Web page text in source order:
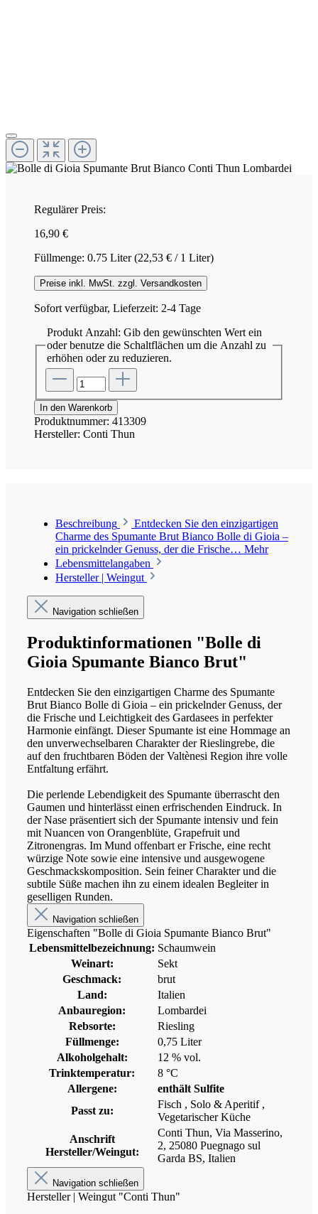
Regulärer Preis:
16,90 €
Füllmenge: 0.75 Liter(22,53 € / 1 Liter)
Preise inkl. MwSt. zzgl. Versandkosten
Sofort verfügbar, Lieferzeit: 2-4 Tage
Produkt Anzahl: Gib den gewünschten Wert ein
oder benutze die Schaltflächen um die Anzahl zu
erhöhen oder zu reduzieren.
In den Warenkorb
Produktnummer: 413309
Hersteller: Conti Thun
Beschreibung
Entdecken Sie den einzigartigen
Charme des Spumante Brut Bianco Bolle di Gioia –
ein prickelnder Genuss, der die Frische… Mehr
Lebensmittelangaben
Hersteller | Weingut
Navigation schließen
Produktinformationen "Bolle di
Gioia Spumante Bianco Brut"
Entdecken Sie den einzigartigen Charme des Spumante
Brut Bianco Bolle di Gioia – ein prickelnder Genuss, der
die Frische und Leichtigkeit des Gardasees in perfekter
Harmonie einfängt. Dieser Spumante ist eine Hommage an
den unverwechselbaren Charakter der Rieslingrebe, die
auf den fruchtbaren Böden der Valtènesi Region ihre volle
Entfaltung erfährt.
Die perlende Lebendigkeit des Spumante überrascht den
Gaumen und hinterlässt einen erfrischenden Eindruck. In
der Nase präsentiert sich der Spumante intensiv und fein
mit Nuancen von Orangenblüte, Grapefruit und
Zitronengras. Im Mund offenbart er Frische, eine recht
würzige Note sowie eine intensive und ausgewogene
Geschmackskomposition. Sein feiner Charakter und die
subtile Süße machen ihn zu einem idealen Begleiter in
geselligen Runden.
Navigation schließen
Eigenschaften "Bolle di Gioia Spumante Bianco Brut"
Lebensmittelbezeichnung: Schaumwein
Weinart:
Sekt
Geschmack:
brut
Land:
Italien
Anbauregion:
Lombardei
Rebsorte:
Riesling
Füllmenge:
0,75 Liter
Alkoholgehalt:
12 % vol.
Trinktemperatur:
8 °C
Allergene:
enthält Sulfite
Passt zu:
Fisch , Solo & Aperitif ,
Vegetarischer Küche
Anschrift
Hersteller/Weingut:
Conti Thun, Via Masserino,
2, 25080 Puegnago sul
Garda BS, Italien
Navigation schließen
Hersteller | Weingut "Conti Thun"